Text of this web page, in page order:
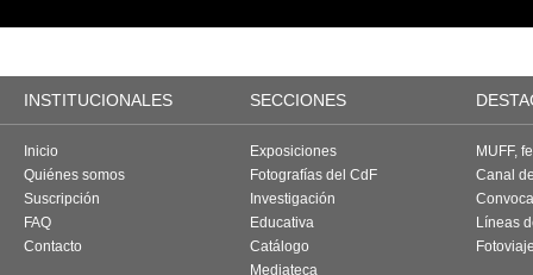
INSTITUCIONALES SECCIONES
Inicio
Quiénes somos
Suscripción
FAQ
Contacto
Exposiciones
Fotografías del CdF
Investigación
Educativa
Catálogo
Mediateca
MUFF,
Canal
Líneas